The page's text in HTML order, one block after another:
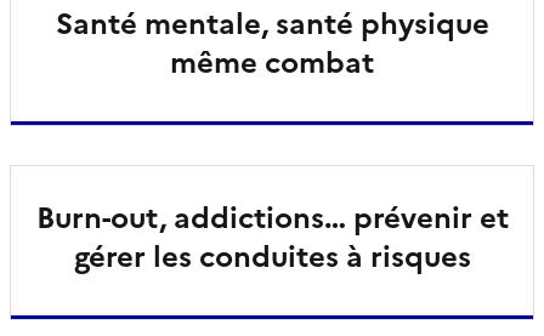
Santé mentale, santé physique
même combat
Burn-out, addictions… prévenir et
gérer les conduites à risques